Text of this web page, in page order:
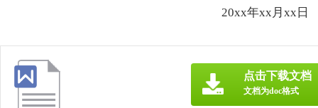
20xx年xx月xx日
点击下载文档
文档为doc格式